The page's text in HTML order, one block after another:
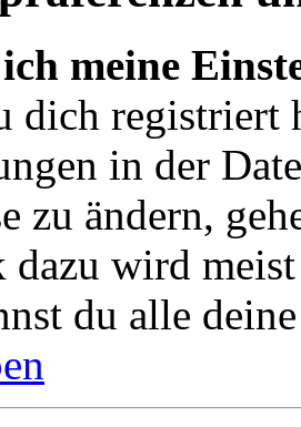
meine
dich registriert
in der
zu ändern,
wird
du alle